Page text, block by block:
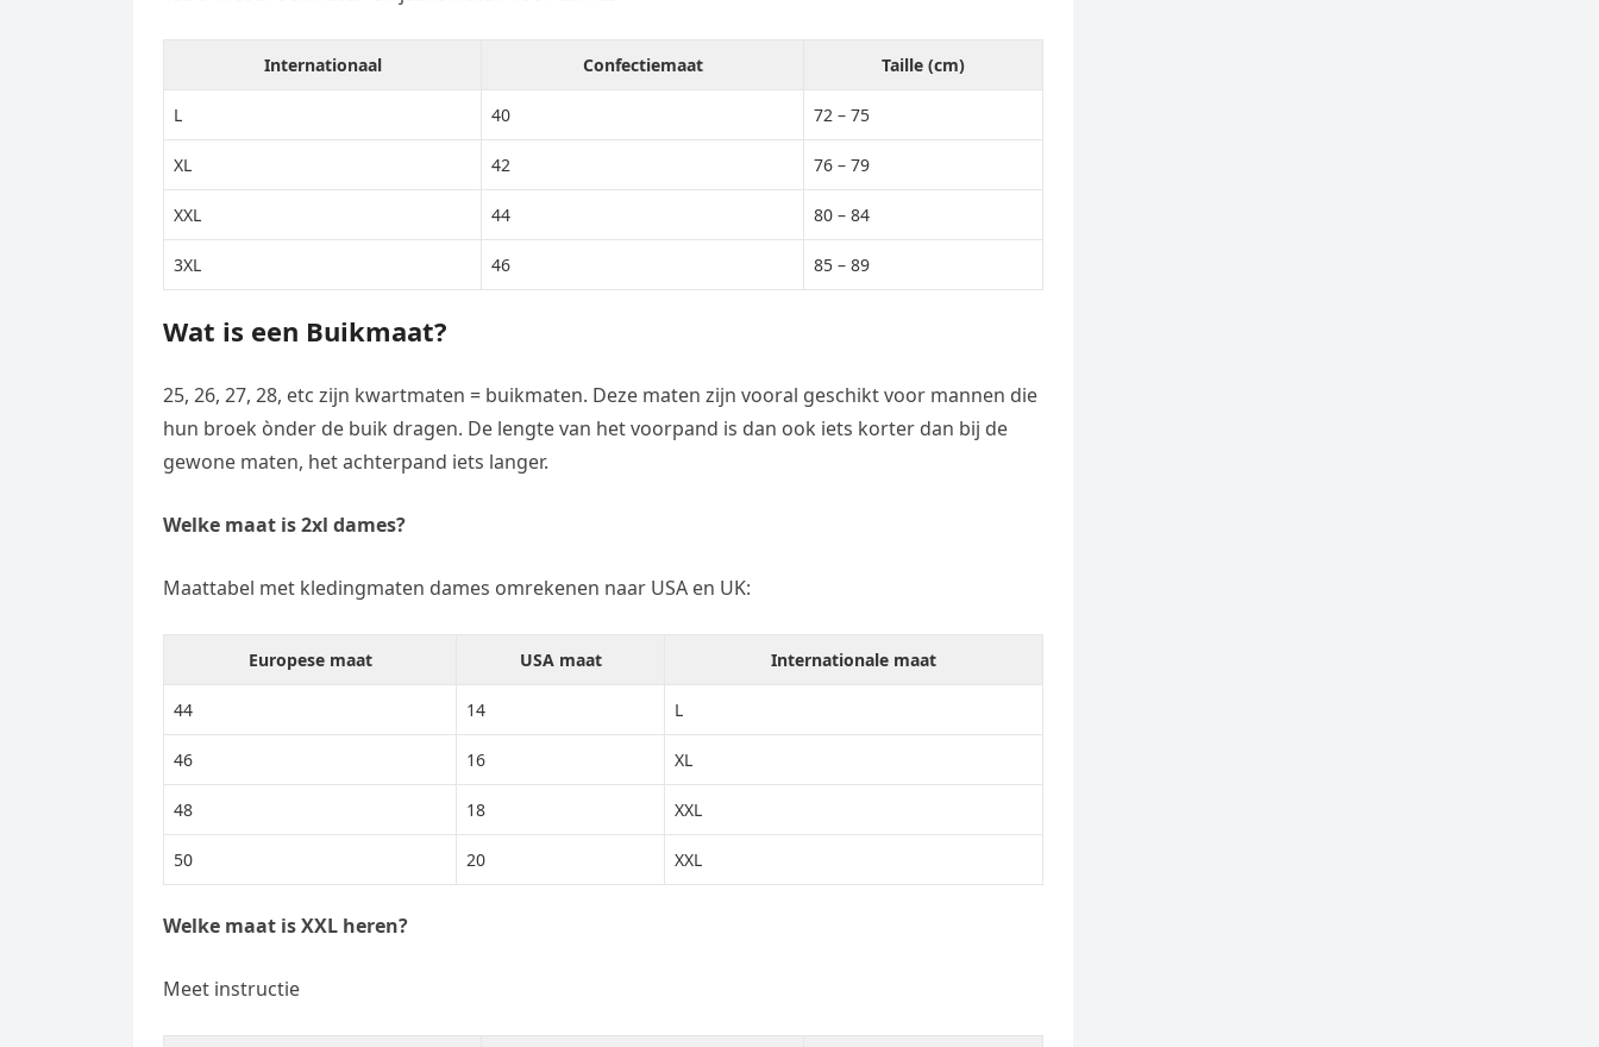
Internationaal Confectiemaat Taille (cm)
L 40 72 – 75
XL 42 76 – 79
XXL 44 80 – 84
3XL 46 85 – 89
Wat is een Buikmaat?
25, 26, 27, 28, etc zijn kwartmaten = buikmaten. Deze maten zijn vooral geschikt voor mannen die
hun broek ònder de buik dragen. De lengte van het voorpand is dan ook iets korter dan bij de
gewone maten, het achterpand iets langer.
Welke maat is 2xl dames?
Maattabel met kledingmaten dames omrekenen naar USA en UK:
Europese maat USA maat Internationale maat
44 14 L
46 16 XL
48 18 XXL
50 20 XXL
Welke maat is XXL heren?
Meet instructie